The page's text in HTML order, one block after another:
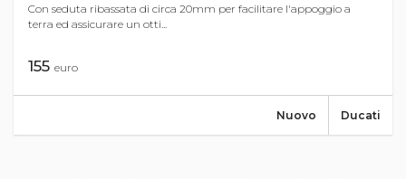
Con seduta ribassata di circa 20mm per facilitare l'appoggio a
terra ed assicurare un otti...
155 euro
Ducati
Nuovo